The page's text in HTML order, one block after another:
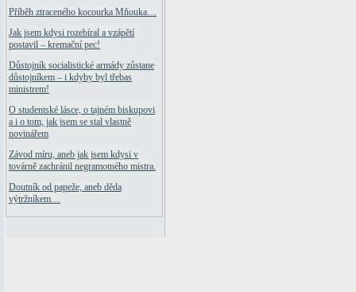
Příběh ztraceného kocourka Mňouka…
Jak jsem kdysi rozebíral a vzápětí
postavil – kremační pec!
Důstojník socialistické armády zůstane
důstojníkem – i kdyby byl třebas
ministrem!
O studentské lásce, o tajném biskupovi
a i o tom, jak jsem se stal vlastně
novinářem
Závod míru, aneb jak jsem kdysi v
továrně zachránil negramotného mistra.
Doutník od papeže, aneb děda
výtržníkem…